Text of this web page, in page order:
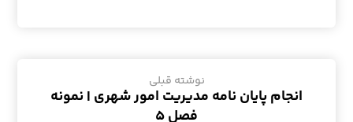
نوشته قبلی
انجام پایان نامه مدیریت امور شهری | نمونه
فصل ۵